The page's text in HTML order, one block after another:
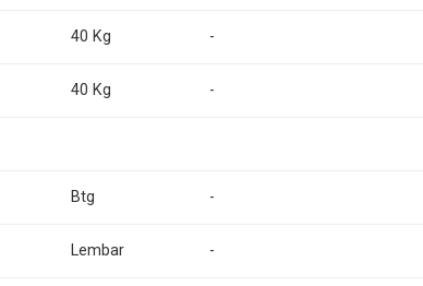
40 Kg -
40 Kg -
Btg -
Lembar -